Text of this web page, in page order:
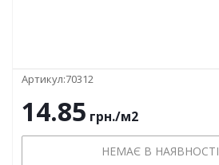
Артикул:70312
14.85 грн./м2
НЕМАЄ В НАЯВНОСТІ